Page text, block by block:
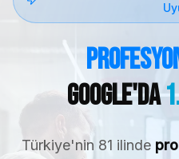
Google'da
Türkiye'nin 81 ilinde